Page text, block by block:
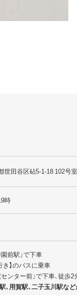
世田谷区砧5-1-18 102号室
時
前駅」で下車
】のバスに乗車
ンター前」で下車、徒歩2
、用賀駅、二子玉川駅な